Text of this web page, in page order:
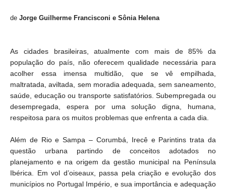
de Jorge Guilherme Francisconi e Sônia Helena
As cidades brasileiras, atualmente com mais de 85% da
população do país, não oferecem qualidade necessária para
acolher essa imensa multidão, que se vê empilhada,
maltratada, aviltada, sem moradia adequada, sem saneamento,
saúde, educação ou transporte satisfatórios. Subempregada ou
desempregada, espera por uma solução digna, humana,
respeitosa para os muitos problemas que enfrenta a cada dia.
​Além de Rio e Sampa – Corumbá, Irecê e Parintins trata da
questão urbana partindo de conceitos adotados no
planejamento e na origem da gestão municipal na Península
Ibérica. Em vol d’oiseaux, passa pela criação e evolução dos
municípios no Portugal Império, e sua importância e adequação